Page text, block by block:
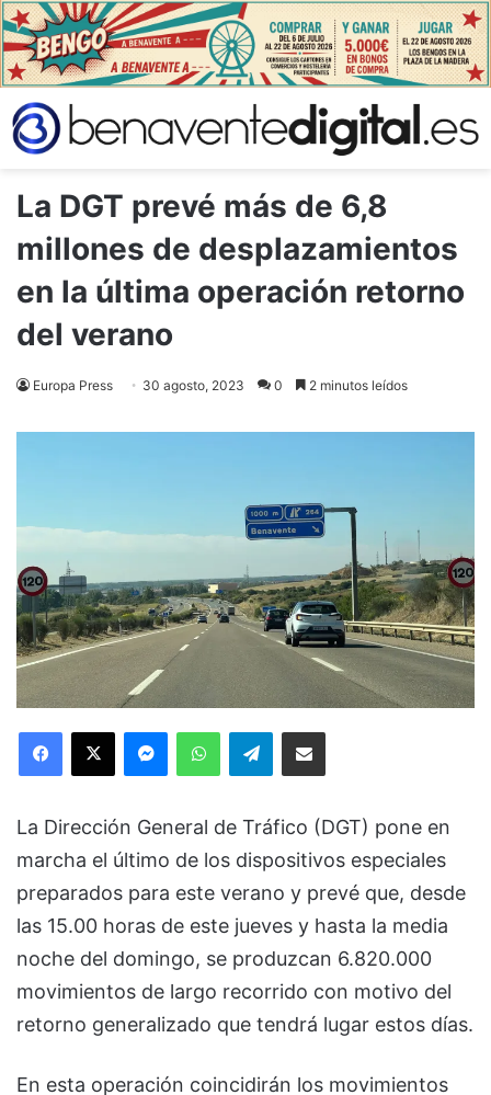
La DGT prevé más de 6,8
millones de desplazamientos
en la última operación retorno
del verano
Europa Press 30 agosto, 2023 0 2 minutos leídos
Facebook
X MessengerWhatsAppTelegramCompartir via Email
La Dirección General de Tráfico (DGT) pone en
marcha el último de los dispositivos especiales
preparados para este verano y prevé que, desde
las 15.00 horas de este jueves y hasta la media
noche del domingo, se produzcan 6.820.000
movimientos de largo recorrido con motivo del
retorno generalizado que tendrá lugar estos días.
En esta operación coincidirán los movimientos